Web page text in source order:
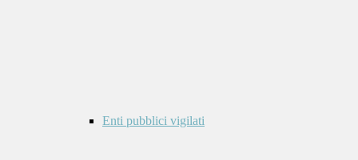
Enti pubblici vigilati